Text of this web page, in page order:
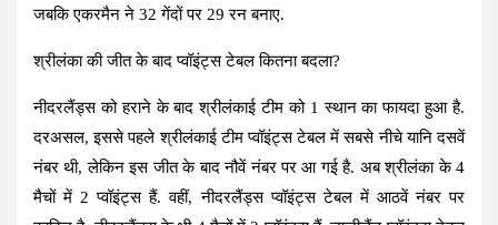
जबकि एकरमैन ने 32 गेंदों पर 29 रन बनाए.
श्रीलंका की जीत के बाद प्वॉइंट्स टेबल कितना बदला?
नीदरलैंड्स को हराने के बाद श्रीलंकाई टीम को 1 स्थान का फायदा हुआ है.
दरअसल, इससे पहले श्रीलंकाई टीम प्वॉइंट्स टेबल में सबसे नीचे यानि दसवें
नंबर थी, लेकिन इस जीत के बाद नौवें नंबर पर आ गई है. अब श्रीलंका के 4
मैचों में 2 प्वॉइंट्स हैं. वहीं, नीदरलैंड्स प्वॉइंट्स टेबल में आठवें नंबर पर